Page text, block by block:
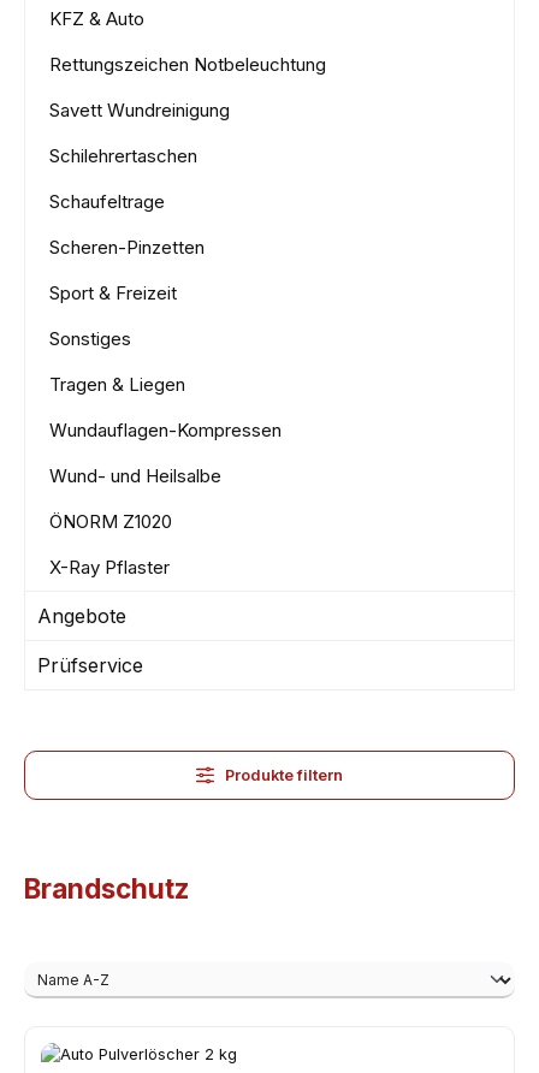
KFZ & Auto
Rettungszeichen Notbeleuchtung
Savett Wundreinigung
Schilehrertaschen
Schaufeltrage
Scheren-Pinzetten
Sport & Freizeit
Sonstiges
Tragen & Liegen
Wundauflagen-Kompressen
Wund- und Heilsalbe
ÖNORM Z1020
X-Ray Pflaster
Angebote
Prüfservice
Produkte filtern
Brandschutz